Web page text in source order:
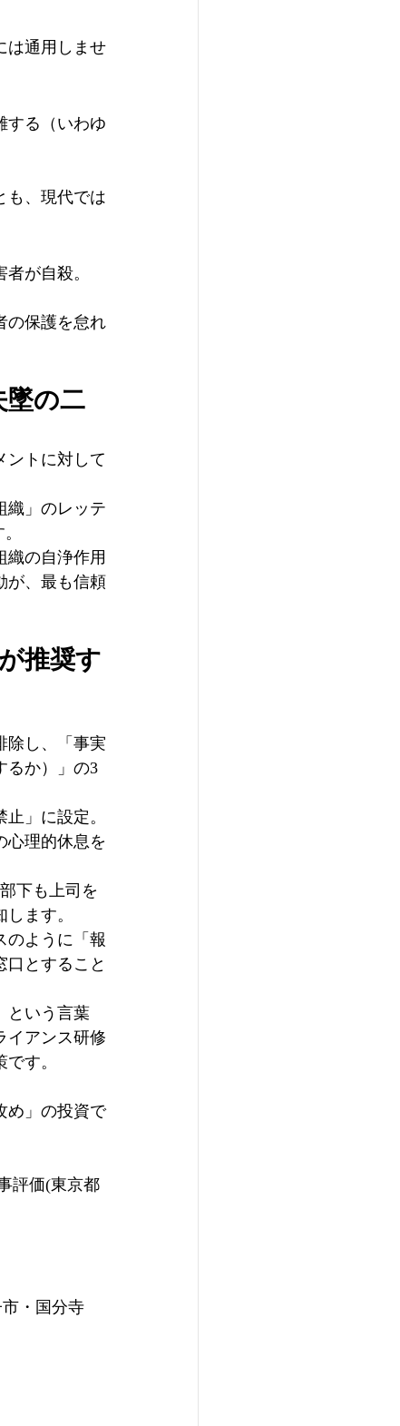
は通用しませ
する（いわゆ
も、現代では
が自殺。
の保護を怠れ
の二
ントに対して
織」のレッテ
織の自浄作用
が、最も信頼
推奨す
除し、「事実
るか）」の3
」に設定。
心理的休息を
下も上司を
ます。
のように「報
とすること
という言葉
イアンス研修
す。
め」の投資で
評価(東京都
・国分寺